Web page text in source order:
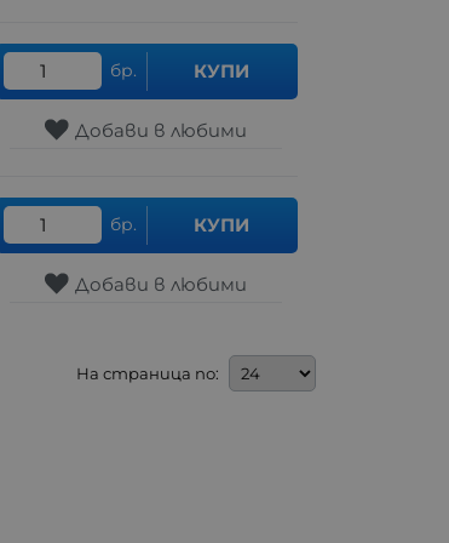
бр. КУПИ
Добави в любими
бр. КУПИ
Добави в любими
На страница по: